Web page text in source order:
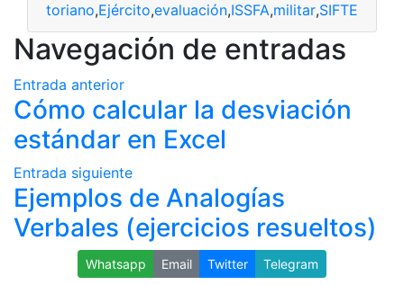
ecuatoriano,Ejército,evaluación,ISSFA,militar,SIFTE
Navegación de entradas
Entrada anterior
Cómo calcular la desviación
estándar en Excel
Entrada siguiente
Ejemplos de Analogías
Verbales (ejercicios resueltos)
Whatsapp Email Twitter Telegram